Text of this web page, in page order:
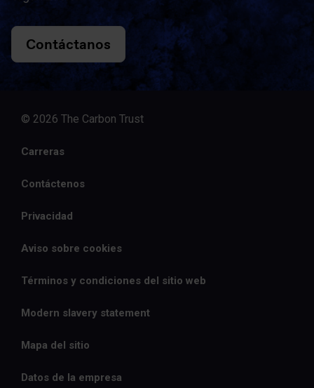
Contáctanos
© 2026 The Carbon Trust
Carreras
Contáctenos
Privacidad
Aviso sobre cookies
Términos y condiciones del sitio web
Modern slavery statement
Mapa del sitio
Datos de la empresa